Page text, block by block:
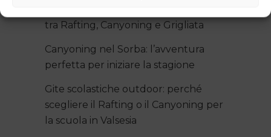
tra Rafting, Canyoning e Grigliata
Canyoning nel Sorba: l’avventura
perfetta per iniziare la stagione
Gite scolastiche outdoor: perché
scegliere il Rafting o il Canyoning per
la scuola in Valsesia